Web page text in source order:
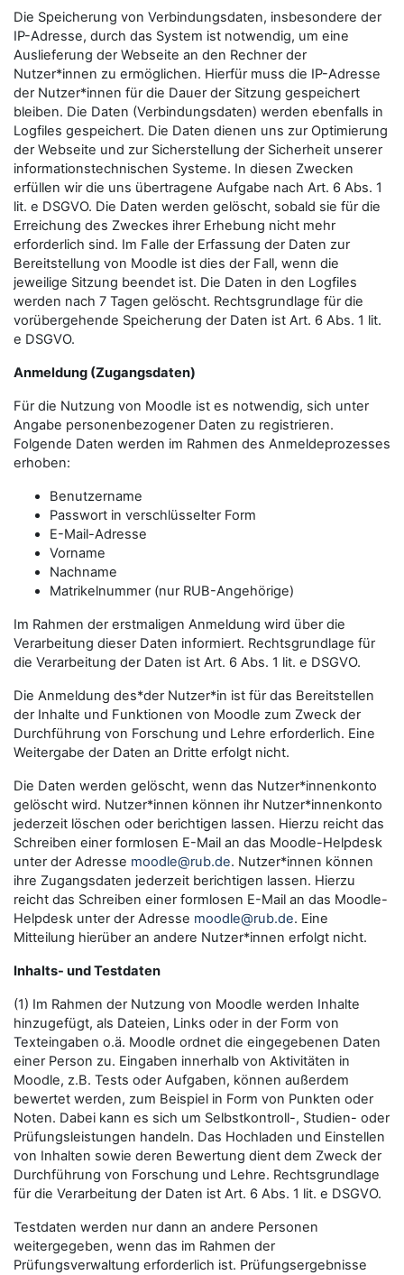
Die Speicherung von Verbindungsdaten, insbesondere der
IP-Adresse, durch das System ist notwendig, um eine
Auslieferung der Webseite an den Rechner der
Nutzer*innen zu ermöglichen. Hierfür muss die IP-Adresse
der Nutzer*innen für die Dauer der Sitzung gespeichert
bleiben. Die Daten (Verbindungsdaten) werden ebenfalls in
Logfiles gespeichert. Die Daten dienen uns zur Optimierung
der Webseite und zur Sicherstellung der Sicherheit unserer
informationstechnischen Systeme. In diesen Zwecken
erfüllen wir die uns übertragene Aufgabe nach Art. 6 Abs. 1
lit. e DSGVO. Die Daten werden gelöscht, sobald sie für die
Erreichung des Zweckes ihrer Erhebung nicht mehr
erforderlich sind. Im Falle der Erfassung der Daten zur
Bereitstellung von Moodle ist dies der Fall, wenn die
jeweilige Sitzung beendet ist. Die Daten in den Logfiles
werden nach 7 Tagen gelöscht. Rechtsgrundlage für die
vorübergehende Speicherung der Daten ist Art. 6 Abs. 1 lit.
e DSGVO.
Anmeldung (Zugangsdaten)
Für die Nutzung von Moodle ist es notwendig, sich unter
Angabe personenbezogener Daten zu registrieren.
Folgende Daten werden im Rahmen des Anmeldeprozesses
erhoben:
Benutzername
Passwort in verschlüsselter Form
E-Mail-Adresse
Vorname
Nachname
Matrikelnummer (nur RUB-Angehörige)
Im Rahmen der erstmaligen Anmeldung wird über die
Verarbeitung dieser Daten informiert. Rechtsgrundlage für
die Verarbeitung der Daten ist Art. 6 Abs. 1 lit. e DSGVO.
Die Anmeldung des*der Nutzer*in ist für das Bereitstellen
der Inhalte und Funktionen von Moodle zum Zweck der
Durchführung von Forschung und Lehre erforderlich. Eine
Weitergabe der Daten an Dritte erfolgt nicht.
Die Daten werden gelöscht, wenn das Nutzer*innenkonto
gelöscht wird. Nutzer*innen können ihr Nutzer*innenkonto
jederzeit löschen oder berichtigen lassen. Hierzu reicht das
Schreiben einer formlosen E-Mail an das Moodle-Helpdesk
unter der Adresse moodle@rub.de. Nutzer*innen können
ihre Zugangsdaten jederzeit berichtigen lassen. Hierzu
reicht das Schreiben einer formlosen E-Mail an das Moodle-
Helpdesk unter der Adresse moodle@rub.de. Eine
Mitteilung hierüber an andere Nutzer*innen erfolgt nicht.
Inhalts- und Testdaten
(1) Im Rahmen der Nutzung von Moodle werden Inhalte
hinzugefügt, als Dateien, Links oder in der Form von
Texteingaben o.ä. Moodle ordnet die eingegebenen Daten
einer Person zu. Eingaben innerhalb von Aktivitäten in
Moodle, z.B. Tests oder Aufgaben, können außerdem
bewertet werden, zum Beispiel in Form von Punkten oder
Noten. Dabei kann es sich um Selbstkontroll-, Studien- oder
Prüfungsleistungen handeln. Das Hochladen und Einstellen
von Inhalten sowie deren Bewertung dient dem Zweck der
Durchführung von Forschung und Lehre. Rechtsgrundlage
für die Verarbeitung der Daten ist Art. 6 Abs. 1 lit. e DSGVO.
Testdaten werden nur dann an andere Personen
weitergegeben, wenn das im Rahmen der
Prüfungsverwaltung erforderlich ist. Prüfungsergebnisse